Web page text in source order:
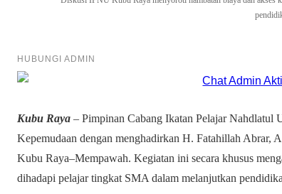
HUBUNGI ADMIN
Kubu Raya – Pimpinan Cabang Ikatan Pelajar
Kepemudaan dengan menghadirkan H. Fatahillah
Kubu Raya–Mempawah. Kegiatan ini secara khusus
dihadapi pelajar tingkat SMA dalam melanjutkan